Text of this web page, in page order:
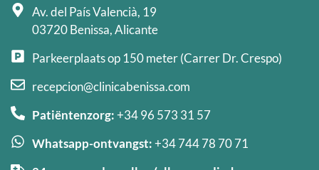
Av. del País Valencià, 19
03720 Benissa, Alicante
Parkeerplaats op 150 meter (Carrer Dr. Crespo)
recepcion@clinicabenissa.com
Patiëntenzorg:+34 96 573 31 57
Whatsapp-ontvangst:+34 744 78 70 71